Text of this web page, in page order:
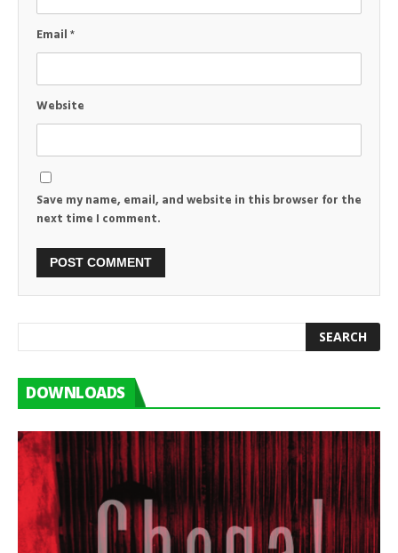
Email*
Website
Save my name, email, and website in this browser for the
next time I comment.
DOWNLOADS